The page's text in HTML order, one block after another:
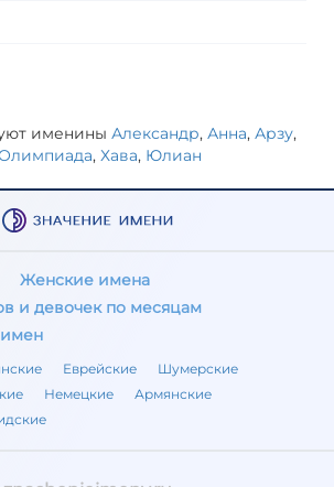
именины Александр, Анна, Арзу,
, Хава, Юлиан
Женские имена
и девочек по месяцам
Еврейские
Шумерские
Немецкие
Армянские